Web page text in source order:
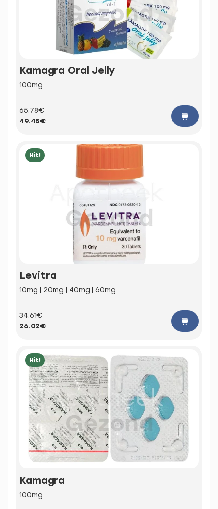
Kamagra Oral Jelly
100mg
65.78€
49.45€
Hit!
Levitra
10mg | 20mg | 40mg | 60mg
34.61€
26.02€
Hit!
Kamagra
100mg